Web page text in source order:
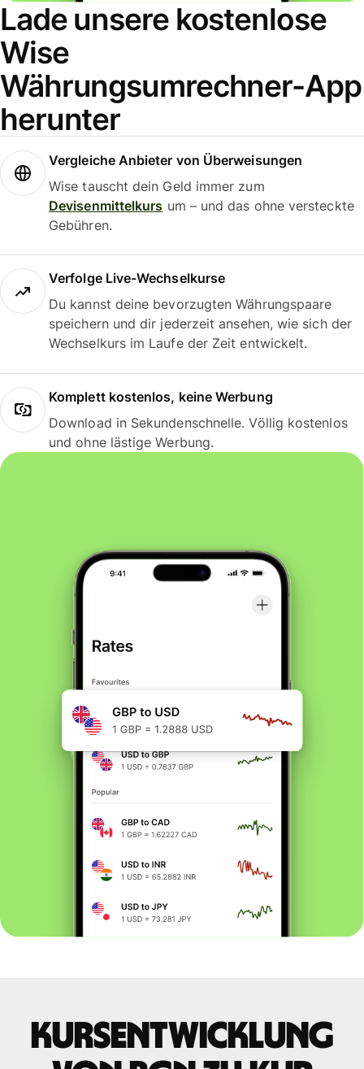
Lade unsere kostenlose
Wise
Währungsumrechner-App
herunter
Vergleiche Anbieter von Überweisungen
Wise tauscht dein Geld immer zum
Devisenmittelkurs um – und das ohne versteckte
Gebühren.
Verfolge Live-Wechselkurse
Du kannst deine bevorzugten Währungspaare
speichern und dir jederzeit ansehen, wie sich der
Wechselkurs im Laufe der Zeit entwickelt.
Komplett kostenlos, keine Werbung
Download in Sekundenschnelle. Völlig kostenlos
und ohne lästige Werbung.
Kursentwicklung